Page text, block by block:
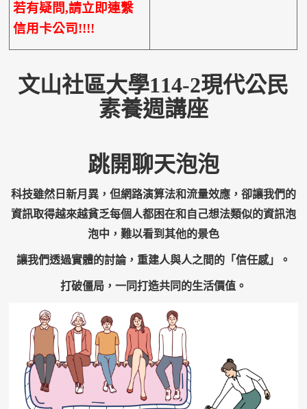
若有疑問,請立即連繫
信用卡公司!!!!
文山社區大學114-2現代公民
素養週講座
跳開聊天泡泡
科技雖然日新月異，但網路演算法和流量效應，卻讓我們的
資訊取得越來越貧乏每個人都困在和自己想法類似的資訊泡
泡中，難以看到其他的景色
讓我們透過實體的討論，重建人與人之間的「信任感」。
打破僵局，一同打造共同的生活價值。